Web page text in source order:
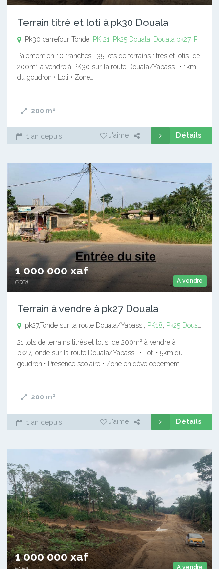
Terrain titré et loti à pk30 Douala
Pk30 carrefour Tonde, PK 21 Pk25 Douala Douala pk27, Pk35 douala
Paiement en 10 tranches ! 35 lots de terrains titrés et lotis de
200m² à vendre à PK30 sur la route Douala/Yabassi. • 1km
du goudron • Loti • Zone…
200 m²
1 an depuis J'aime Détails
A vendre
1 000 000 xaf
FCFA
Terrain à vendre à pk27 Douala
pk27,Tonde sur la route Douala/Yabassi, PK18 Pk25 Douala PK 18
21 lots de terrains titrés et lotis de 200m² à vendre à
pk27,Tonde sur la route Douala/Yabassi. • Loti • 5km du
goudron • Présence scolaire • Zone en développement
200 m²
1 an depuis J'aime Détails
A vendre
1 000 000 xaf